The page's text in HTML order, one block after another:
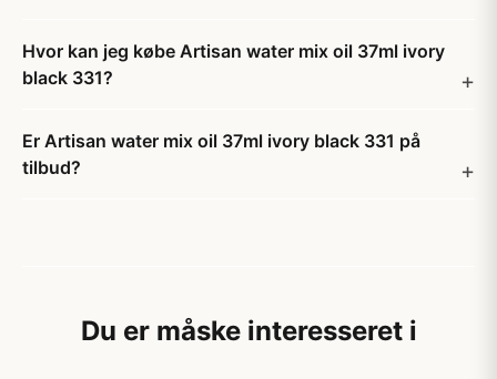
Hvor kan jeg købe Artisan water mix oil 37ml ivory
black 331?
Er Artisan water mix oil 37ml ivory black 331 på
tilbud?
Du er måske interesseret i